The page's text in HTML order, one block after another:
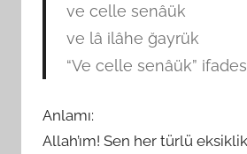
ve celle senâük
ve lâ ilâhe ğayrük
“Ve celle senâük”
Anlamı:
Allah’ım! Sen her türlü